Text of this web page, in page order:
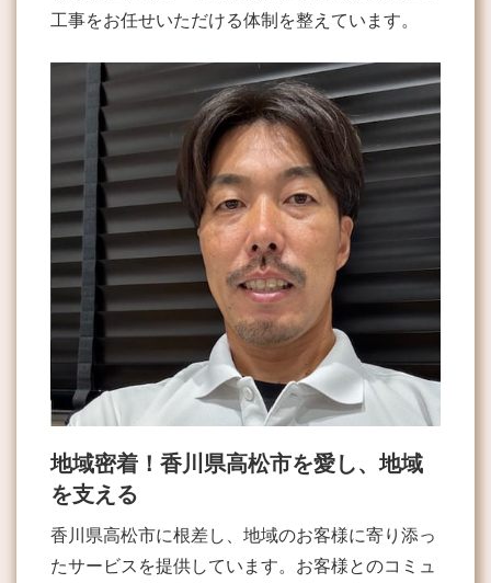
工事をお任せいただける体制を整えています。
地域密着！香川県高松市を愛し、地域
を支える
香川県高松市に根差し、地域のお客様に寄り添っ
たサービスを提供しています。お客様とのコミュ